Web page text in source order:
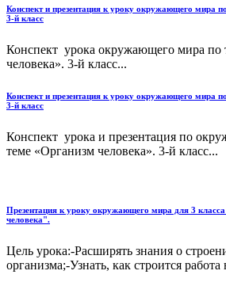
Конспект и презентация к уроку окружающего мира
3-й класс
Конспект урока окружающего мира по
человека». 3-й класс...
Конспект и презентация к уроку окружающего мира
3-й класс
Конспект урока и презентация по
теме «Организм человека». 3-й класс...
Презентация к уроку окружающего мира для 3
человека".
Цель урока:-Расширять знания о
организма;-Узнать, как строится